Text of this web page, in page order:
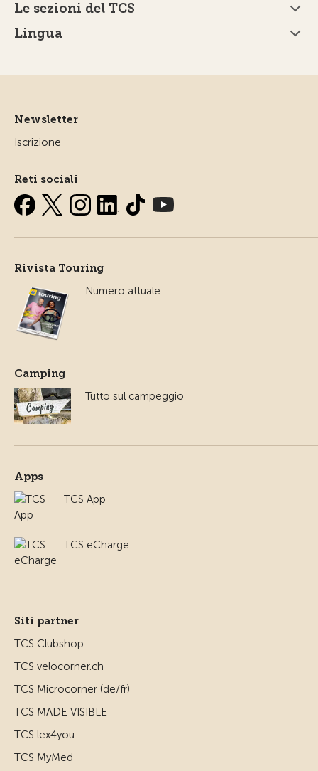
Le sezioni del TCS
Lingua
Newsletter
Iscrizione
Reti sociali
Rivista Touring
Numero attuale
Camping
Tutto sul campeggio
Apps
TCS App
TCS eCharge
Siti partner
TCS Clubshop
TCS velocorner.ch
TCS Microcorner (de/fr)
TCS MADE VISIBLE
TCS lex4you
TCS MyMed